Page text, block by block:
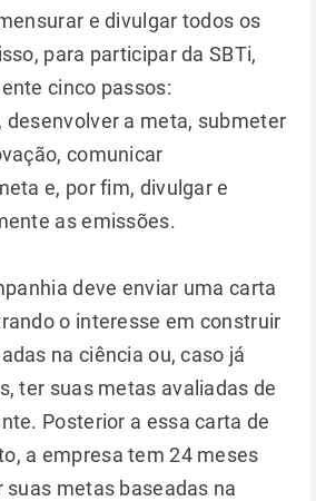
e divulgar todos os
para participar da SBTi,
cinco passos:
a meta, submeter
comunicar
e, por fim, divulgar e
as emissões.
deve enviar uma carta
o interesse em construir
na ciência ou, caso já
ter suas metas avaliadas de
Posterior a essa carta de
a empresa tem 24 meses
suas metas baseadas na